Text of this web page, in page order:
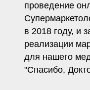
проведение
в 2018 году, и
реализации
для нашего
"Спасибо,